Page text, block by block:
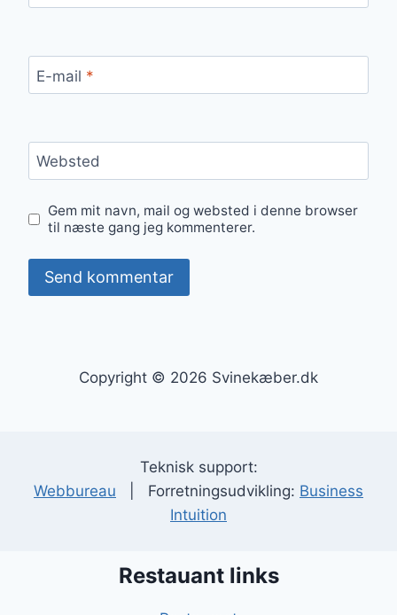
E-mail *
Websted
Gem mit navn, mail og websted i denne browser
til næste gang jeg kommenterer.
Copyright © 2026 Svinekæber.dk
Teknisk support:
Webbureau | Forretningsudvikling: Business
Intuition
Restauant links